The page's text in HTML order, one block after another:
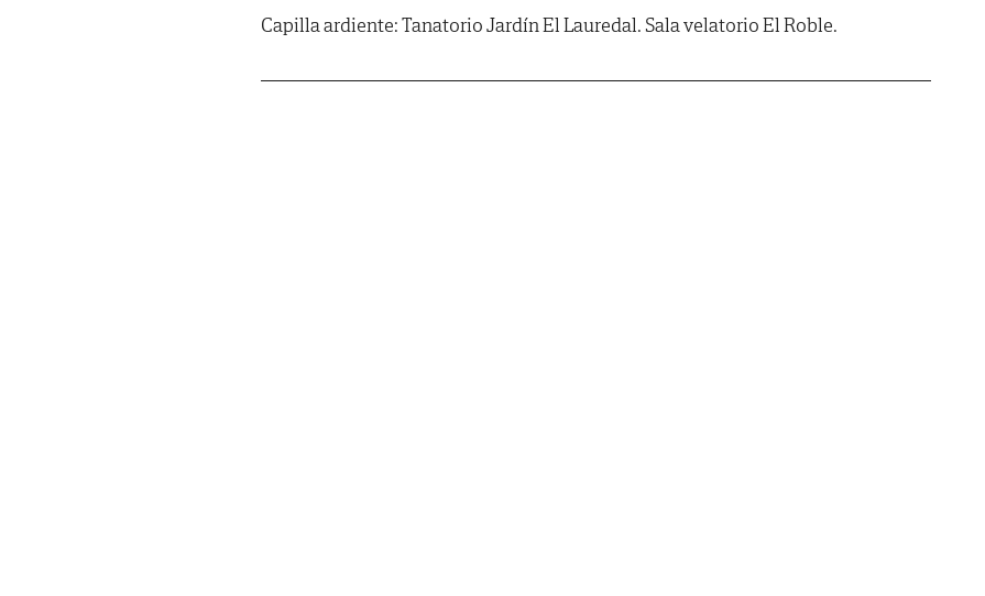
Capilla ardiente: Tanatorio Jardín El Lauredal. Sala velatorio El Roble.